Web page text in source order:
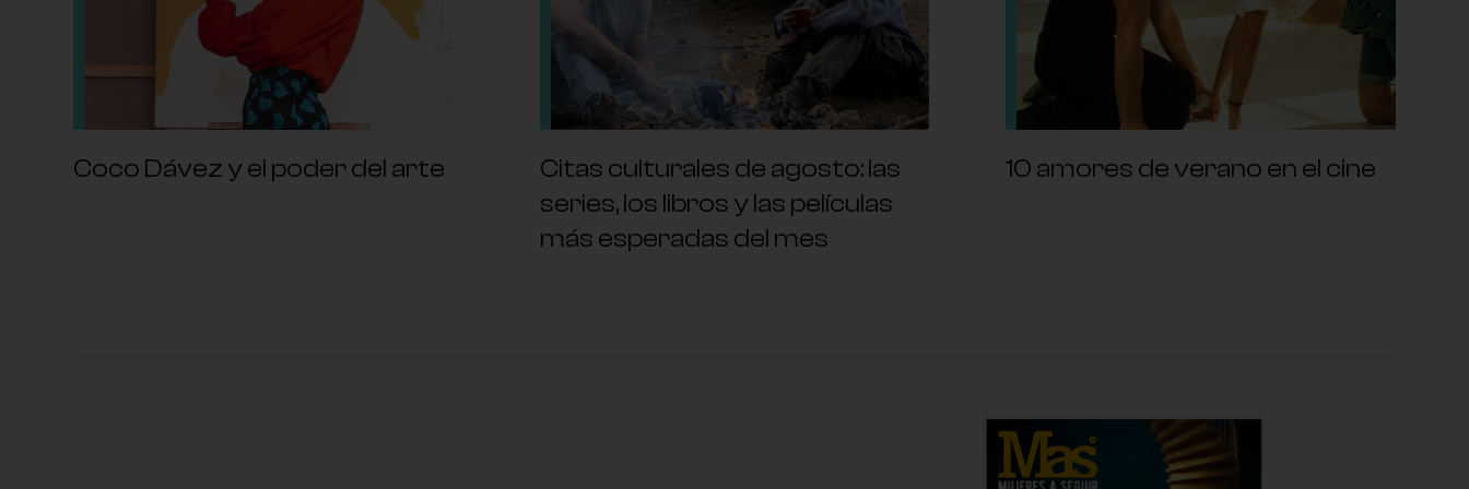
Coco Dávez y el poder del arte
Citas culturales de agosto: las
series, los libros y las películas
más esperadas del mes
10 amores de verano en el cine